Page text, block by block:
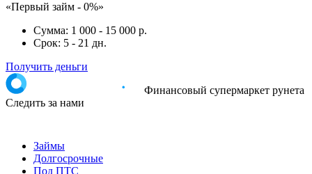
«Первый займ - 0%»
Сумма: 1 000 - 15 000 р.
Срок: 5 - 21 дн.
Получить деньги
Финансовый супермаркет рунета
Следить за нами
Займы
Долгосрочные
Под ПТС